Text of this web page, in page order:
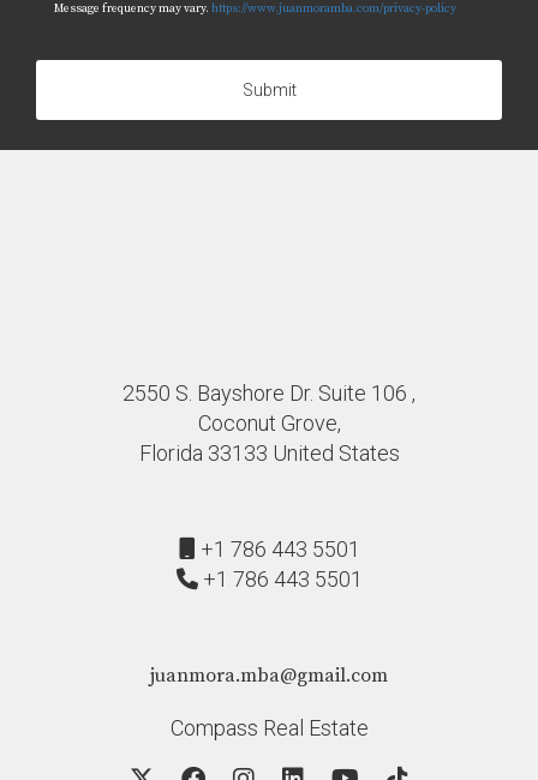
Message frequency may vary. https://www.juanmoramba.com/privacy-policy
Submit
2550 S. Bayshore Dr. Suite 106 ,
Coconut Grove,
Florida 33133 United States
+1 786 443 5501
+1 786 443 5501
juanmora.mba@gmail.com
Compass Real Estate